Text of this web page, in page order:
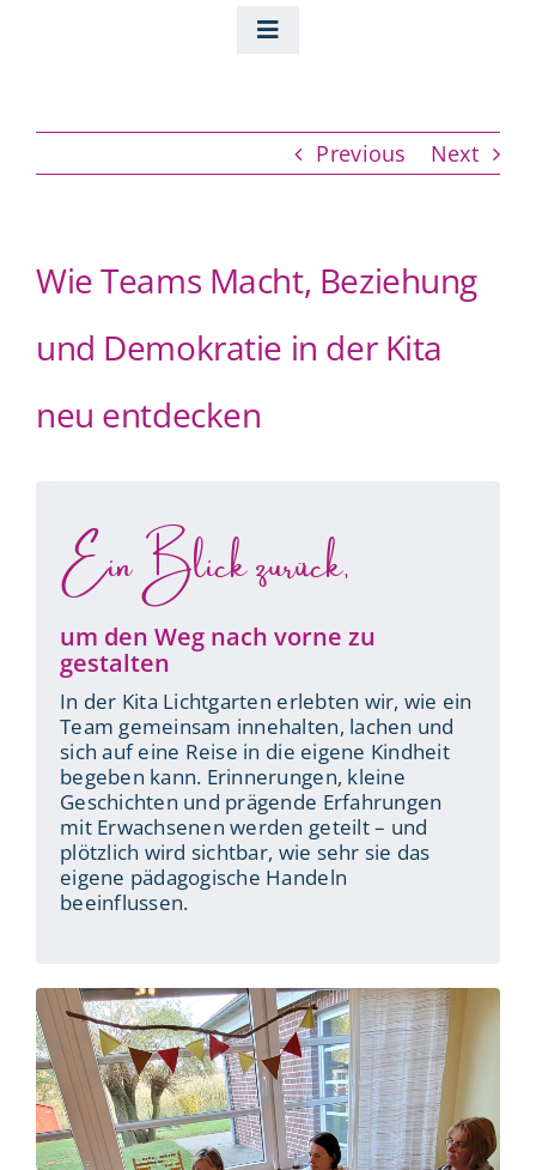
Toggle
Über Uns
Leistungen
Unsere Seminare
Blog
Previous Next
Wie Teams Macht, Beziehung
und Demokratie in der Kita
neu entdecken
Ein Blick zurück,
um den Weg nach vorne zu
gestalten
In der Kita Lichtgarten erlebten wir, wie ein
Team gemeinsam innehalten, lachen und
sich auf eine Reise in die eigene Kindheit
begeben kann. Erinnerungen, kleine
Geschichten und prägende Erfahrungen
mit Erwachsenen werden geteilt – und
plötzlich wird sichtbar, wie sehr sie das
eigene pädagogische Handeln
beeinflussen.